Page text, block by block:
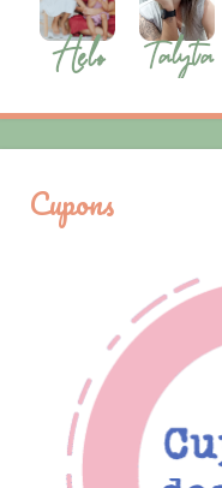
Cupons